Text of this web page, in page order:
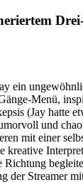
ein
Menü,
(Jay hatte
und
mit einer
kreative
Richtung
der Streamer